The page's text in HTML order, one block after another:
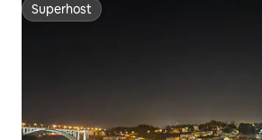
Superhost
Superhost